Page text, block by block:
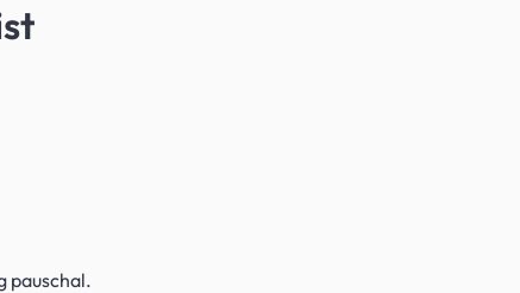
pauschal.